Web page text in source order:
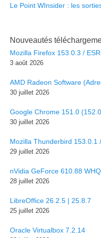
Le Point WInsider : les
Nouveautés
Mozilla Firefox 153.0.3 /
3 août 2026
AMD Radeon Software
30 juillet 2026
Google Chrome 151.0
30 juillet 2026
Mozilla Thunderbird 153.0.1
29 juillet 2026
nVidia GeForce 610.88
28 juillet 2026
LibreOffice 26.2.5 | 25.8.7
25 juillet 2026
Oracle Virtualbox 7.2.14